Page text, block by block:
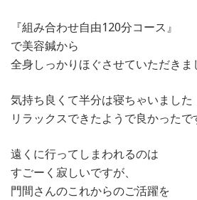
『組み合わせ自由120分コース』
で美容鍼から
全身しっかりほぐさせていただきま
気持ち良くて半分は寝ちゃいました
リラックスできたようで良かったで
遠くに行ってしまわれるのは
すごーく寂しいですが、
門間さんのこれからのご活躍を